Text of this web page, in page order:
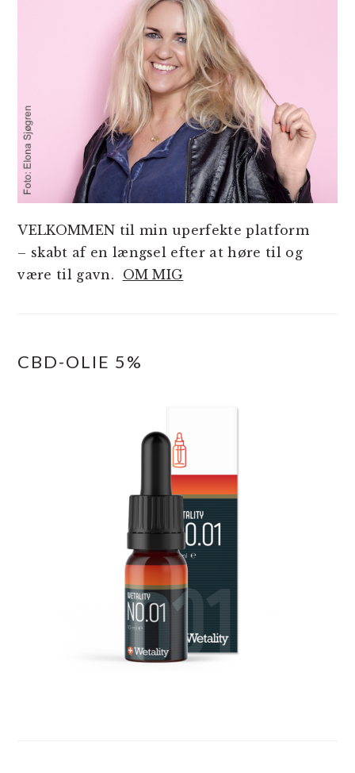
VELKOMMEN til min uperfekte platform
– skabt af en længsel efter at høre til og
være til gavn. OM MIG
CBD-OLIE 5%